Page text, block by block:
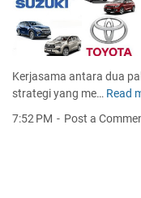
Kerjasama antara dua
strategi yang me… Read
7:52 PM Post a